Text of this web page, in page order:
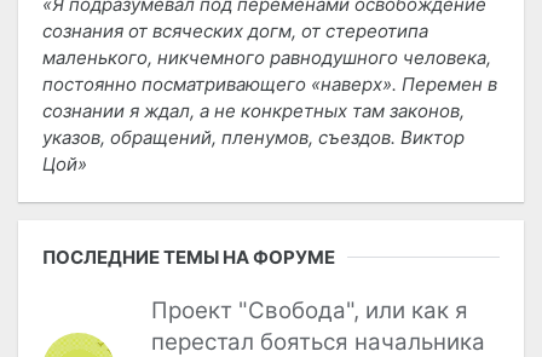
сознания от всяческих догм, от стереотипа
маленького, никчемного равнодушного человека,
постоянно посматривающего «наверх». Перемен в
сознании я ждал, а не конкретных там законов,
указов, обращений, пленумов, съездов. Виктор
Цой
ПОСЛЕДНИЕ ТЕМЫ НА ФОРУМЕ
Проект "Свобода", или как я
перестал бояться начальника